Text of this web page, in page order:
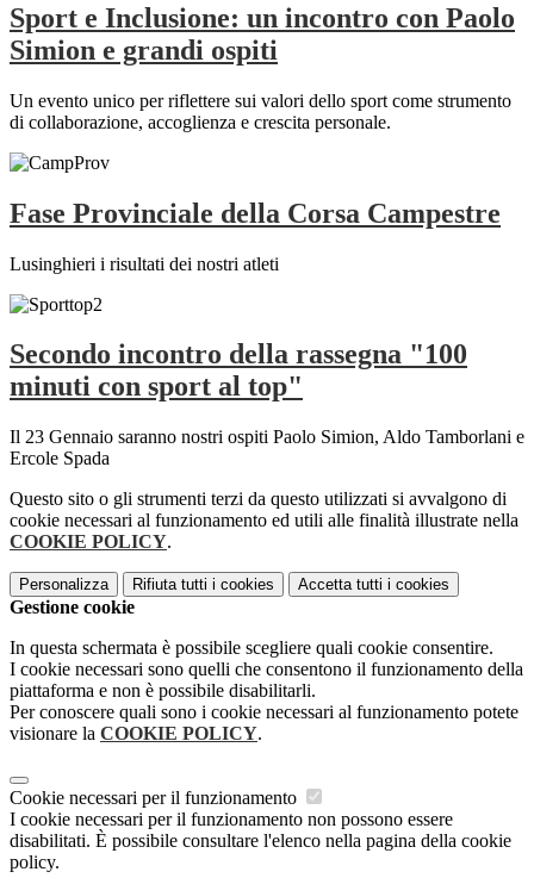
Sport e Inclusione: un incontro con Paolo
Simion e grandi ospiti
Un evento unico per riflettere sui valori dello sport come strumento
di collaborazione, accoglienza e crescita personale.
Fase Provinciale della Corsa Campestre
Lusinghieri i risultati dei nostri atleti
Secondo incontro della rassegna "100
minuti con sport al top"
Il 23 Gennaio saranno nostri ospiti Paolo Simion, Aldo Tamborlani e
Ercole Spada
Questo sito o gli strumenti terzi da questo utilizzati si avvalgono di
cookie necessari al funzionamento ed utili alle finalità illustrate nella
COOKIE POLICY.
Personalizza Rifiuta tutti i cookies Accetta tutti i cookies
Gestione cookie
In questa schermata è possibile scegliere quali cookie consentire.
I cookie necessari sono quelli che consentono il funzionamento della
piattaforma e non è possibile disabilitarli.
Per conoscere quali sono i cookie necessari al funzionamento potete
visionare la COOKIE POLICY.
Cookie necessari per il funzionamento
I cookie necessari per il funzionamento non possono essere
disabilitati. È possibile consultare l'elenco nella pagina della cookie
policy.